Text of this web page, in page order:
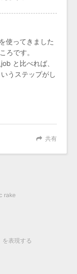
使ってきました
ろです。
と比べれば、
うステップがし
共有
rake
を表現する